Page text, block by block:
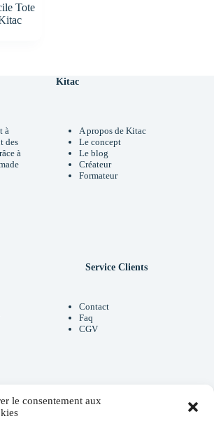
le consentement aux
Tote
à
des
à
Kitac
A propos de Kitac
Le concept
Le blog
Créateur
Formateur
Service Clients
Contact
Faq
CGV